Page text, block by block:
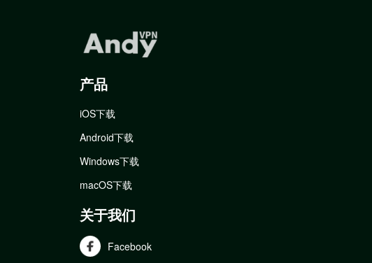
产品
iOS下载
Android下载
Windows下载
macOS下载
关于我们
Facebook